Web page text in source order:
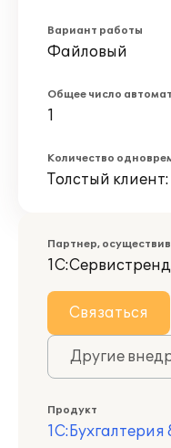
Вариант работы
Файловый
Общее число
1
Количество
Толстый клиент:
Партнер,
1С:Сервистренд
Связаться
Другие
Продукт
1С:Бухгалтерия